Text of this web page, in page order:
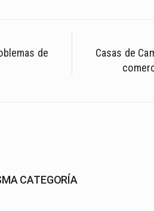
de
Casas de
CATEGORÍA